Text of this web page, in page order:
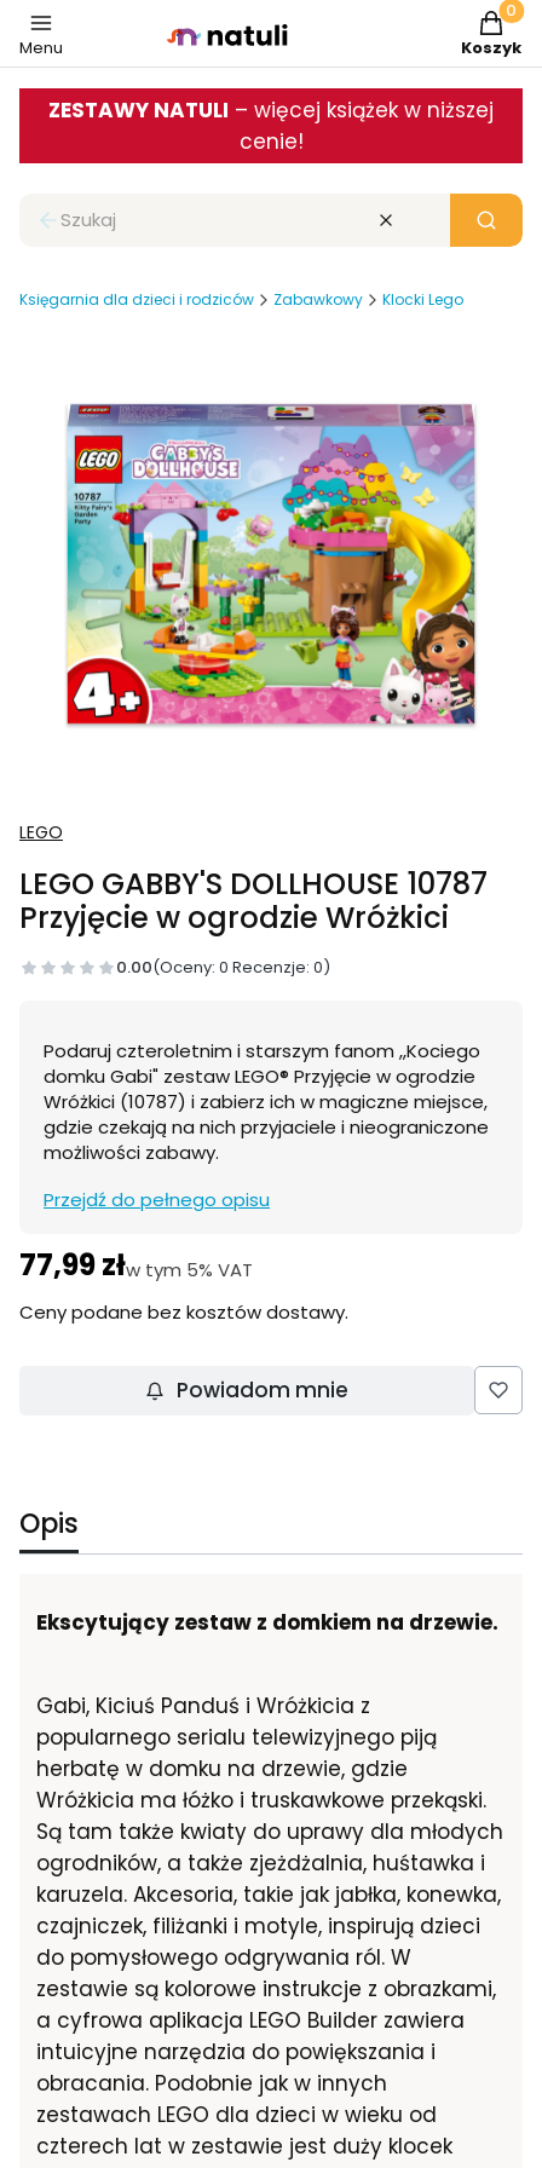
Menu Koszyk
ZESTAWY NATULI – więcej książek w niższej
cenie!
Zamknij wyszukiwarkę Wyczyść Szukaj
Księgarnia dla dzieci i rodziców Zabawkowy Klocki Lego
LEGO
LEGO GABBY'S DOLLHOUSE 10787
Przyjęcie w ogrodzie Wróżkici
0.00(Oceny: 0 Recenzje: 0)
Podaruj czteroletnim i starszym fanom ,,Kociego
domku Gabi" zestaw LEGO® Przyjęcie w ogrodzie
Wróżkici (10787) i zabierz ich w magiczne miejsce,
gdzie czekają na nich przyjaciele i nieograniczone
możliwości zabawy.
Przejdź do pełnego opisu
Cena
77,99 złw tym 5% VAT
w tym 5% VAT
Ceny podane bez kosztów dostawy.
Powiadom mnie
Opis
Ekscytujący zestaw z domkiem na drzewie.
Gabi, Kiciuś Panduś i Wróżkicia z
popularnego serialu telewizyjnego piją
herbatę w domku na drzewie, gdzie
Wróżkicia ma łóżko i truskawkowe przekąski.
Są tam także kwiaty do uprawy dla młodych
ogrodników, a także zjeżdżalnia, huśtawka i
karuzela. Akcesoria, takie jak jabłka, konewka,
czajniczek, filiżanki i motyle, inspirują dzieci
do pomysłowego odgrywania ról. W
zestawie są kolorowe instrukcje z obrazkami,
a cyfrowa aplikacja LEGO Builder zawiera
intuicyjne narzędzia do powiększania i
obracania. Podobnie jak w innych
zestawach LEGO dla dzieci w wieku od
czterech lat w zestawie jest duży klocek